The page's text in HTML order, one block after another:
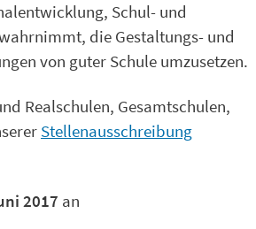
Schul- und
die Gestaltungs- und
von guter Schule umzusetzen.
Realschulen, Gesamtschulen,
Stellenausschreibung
2017 an